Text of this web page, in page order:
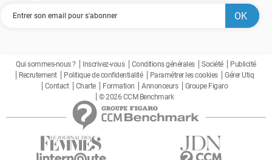
Qui sommes-nous ? Inscrivez-vous Conditions générales Société
Publicité
Recrutement
Politique de confidentialité Paramétrer les cookies
Gérer Utiq
Contact
Charte Formation Annonceurs
Groupe Figaro
© 2026 CCM Benchmark